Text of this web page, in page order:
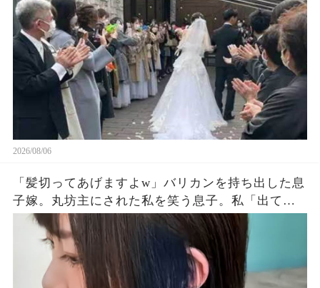
明かされ嫁は顔面蒼白になった…
2026/08/06
「髪切ってあげますよw」バリカンを持ち出した息
子嫁。丸坊主にされた私を笑う息子。私「出てい
く…」息子夫婦「勝手にしろw」→翌朝、全財産を
持って姿を眩ませた結果…